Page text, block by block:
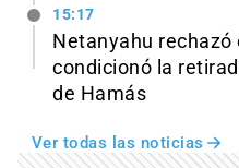
15:17
Netanyahu rechazó
condicionó la
de Hamás
Ver todas las noticias